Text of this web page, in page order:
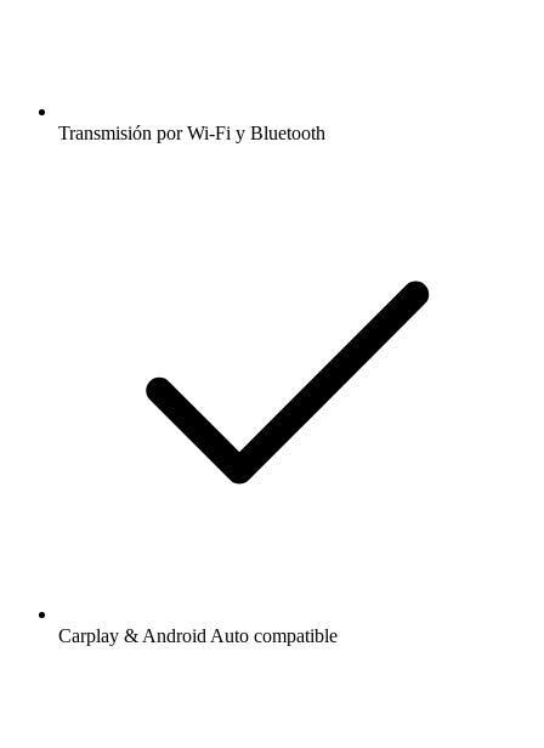
Transmisión por Wi-Fi y Bluetooth
Carplay & Android Auto compatible